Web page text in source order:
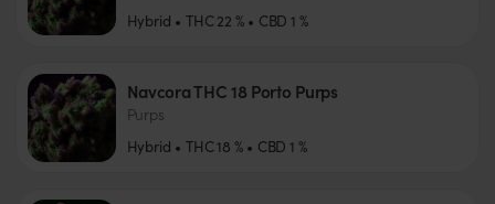
Hybrid THC22 % CBD 1 %
Navcora THC 18 Porto Purps
Purps
Hybrid THC18 % CBD 1 %